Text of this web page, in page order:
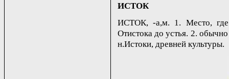
ИСТОК
ИСТОК, -а,м. 1. Место, где
Отистока до устья. 2.
н.Истоки, древней культуры.